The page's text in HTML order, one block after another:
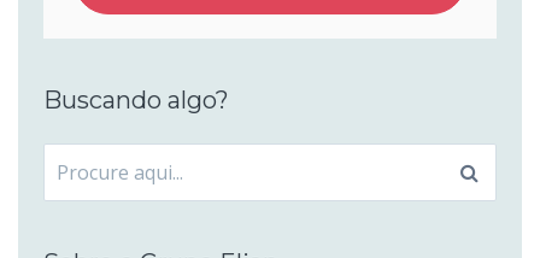
Buscando algo?
Procurar
por: